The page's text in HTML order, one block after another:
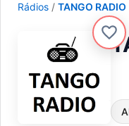
Rádios TANGO RADIO